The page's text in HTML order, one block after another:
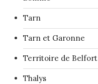
Tarn
Tarn et Garonne
Territoire de Belfort
Thalys